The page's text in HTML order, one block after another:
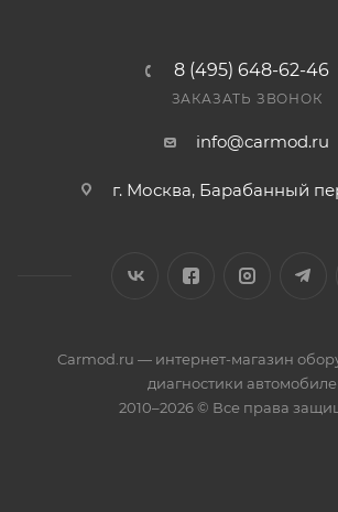
8 (495) 648-62-46
ЗАКАЗАТЬ ЗВОНОК
info@carmod.ru
г. Москва, Барабанный
Carmod.ru — интернет-магазин
диагностики
2010–2026 © Все права